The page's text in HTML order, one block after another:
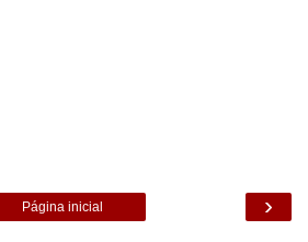
›
Página inicial